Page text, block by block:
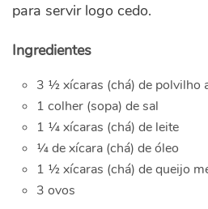
para servir logo cedo.
Ingredientes
3 ½ xícaras (chá) de polvilho
1 colher (sopa) de sal
1 ¼ xícaras (chá) de leite
¼ de xícara (chá) de óleo
1 ½ xícaras (chá) de queijo
3 ovos